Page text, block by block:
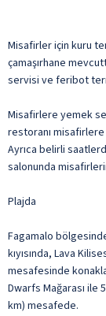
Misafirler için kuru
çamaşırhane
servisi ve feribot
Misafirlere yemek
restoranı misafirlere
Ayrıca belirli
salonunda
Plajda
Fagamalo
kıyısında, Lava
mesafesinde
Dwarfs Mağarası ile
km) mesafede.